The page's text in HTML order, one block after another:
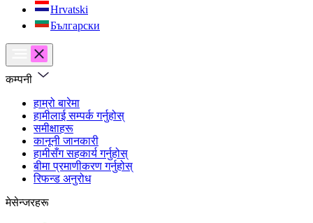
Hrvatski
Български
कम्पनी
हाम्रो बारेमा
हामीलाई सम्पर्क गर्नुहोस्
समीक्षाहरू
कानूनी जानकारी
हामीसँग सहकार्य गर्नुहोस्
बीमा प्रमाणीकरण गर्नुहोस्
रिफन्ड अनुरोध
मेसेन्जरहरू